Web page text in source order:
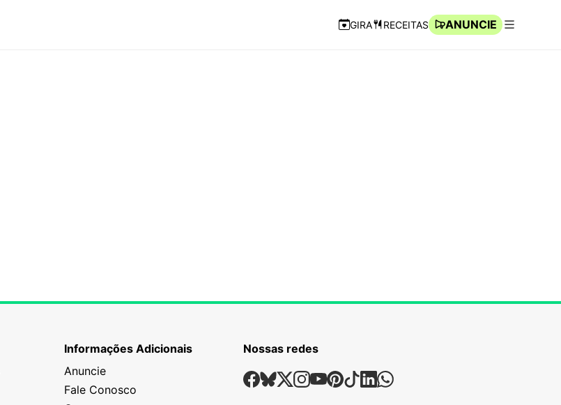
Navegação Rápida
GIRA RECEITAS
ANUNCIE
Informações Adicionais
Anuncie
Fale Conosco
Nossas redes
Nossas Redes Sociais
Facebook
Bsky
X Instagram
Youtube
Pinterest
TiktokLinkedin
Whatsapp